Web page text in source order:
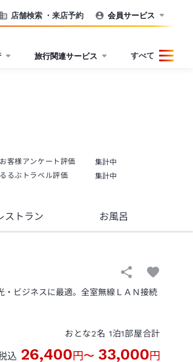
店舗検索 ・来店予約 会員サービス
旅行関連サービス すべて
お客様アンケート評価
集計中
るるぶトラベル評価
集計中
ストラン お風呂
ビジネスに最適。全室無線ＬＡＮ接続
おとな2名 1泊1部屋合計
込 26,400円〜 33,000円